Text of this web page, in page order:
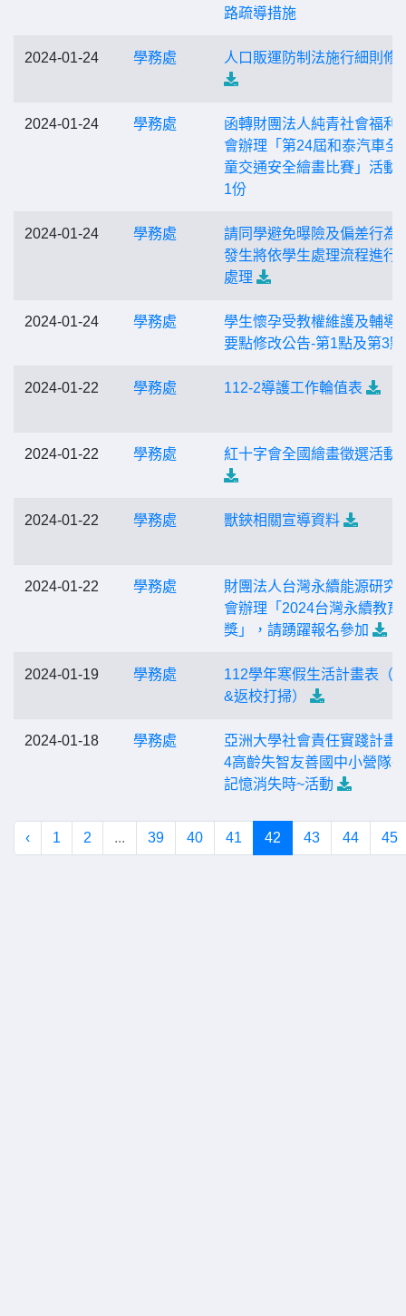
路疏導措施
2024-01-24 學務處 人口販運防制法施行細則修
2024-01-24 學務處
函轉財團法人純青社會福利
會辦理「第24屆和泰汽車全
童交通安全繪畫比賽」活動
1份
2024-01-24 學務處
請同學避免曝險及偏差行為
發生將依學生處理流程進行
處理
2024-01-24 學務處
學生懷孕受教權維護及輔導
要點修改公告-第1點及第3點
2024-01-22 學務處 112-2導護工作輪值表
2024-01-22 學務處 紅十字會全國繪畫徵選活動
2024-01-22 學務處 獸鋏相關宣導資料
2024-01-22 學務處
財團法人台灣永續能源研究
會辦理「2024台灣永續教育
獎」，請踴躍報名參加
2024-01-19 學務處
112學年寒假生活計畫表（
&返校打掃）
2024-01-18 學務處
亞洲大學社會責任實踐計畫-
4高齡失智友善國中小營隊~
記憶消失時~活動
‹ 1 2 ... 39 40 41 42 43 44 45